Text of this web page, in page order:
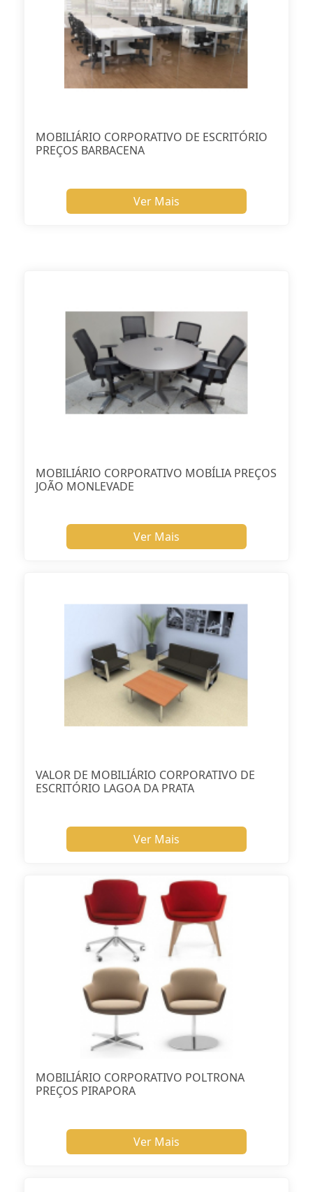
MOBILIÁRIO CORPORATIVO DE ESCRITÓRIO
PREÇOS BARBACENA
Ver Mais
MOBILIÁRIO CORPORATIVO MOBÍLIA PREÇOS
JOÃO MONLEVADE
Ver Mais
VALOR DE MOBILIÁRIO CORPORATIVO DE
ESCRITÓRIO LAGOA DA PRATA
Ver Mais
MOBILIÁRIO CORPORATIVO POLTRONA
PREÇOS PIRAPORA
Ver Mais